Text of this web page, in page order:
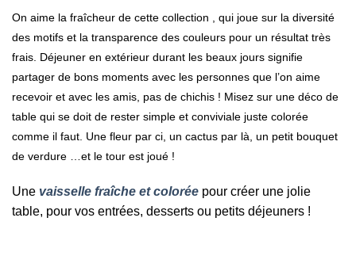
On aime la fraîcheur de cette collection , qui joue sur la diversité
des motifs et la transparence des couleurs pour un résultat très
frais. Déjeuner en extérieur durant les beaux jours signifie
partager de bons moments avec les personnes que l’on aime
recevoir et avec les amis, pas de chichis ! Misez sur une déco de
table qui se doit de rester simple et conviviale juste colorée
comme il faut. Une fleur par ci, un cactus par là, un petit bouquet
de verdure …et le tour est joué !
Une vaisselle fraîche et colorée pour créer une jolie
table, pour vos entrées, desserts ou petits déjeuners !